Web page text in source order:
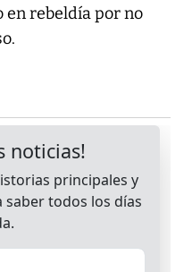
en rebeldía por no